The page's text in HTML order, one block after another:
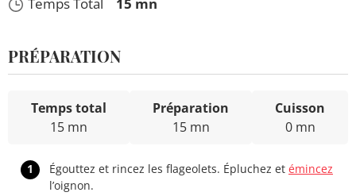
PRÉPARATION
Temps total
15 mn
Préparation
15 mn
Cuisson
0 mn
1 Égouttez et rincez les flageolets. Épluchez et émincez
l’oignon.